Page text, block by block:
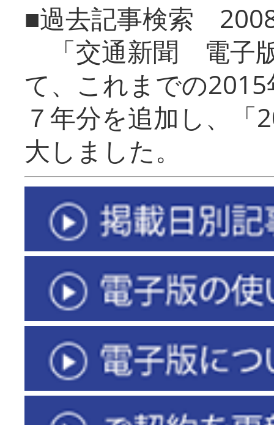
■過去記事検索
「交通新聞 電子
て、これまでの
７年分を追加し、「
大しまし